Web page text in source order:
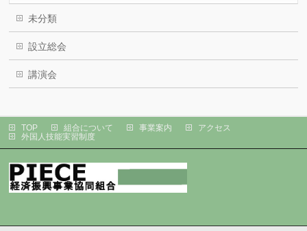
未分類
設立総会
講演会
TOP 組合について 事業案内
アクセス
外国人技能実習制度